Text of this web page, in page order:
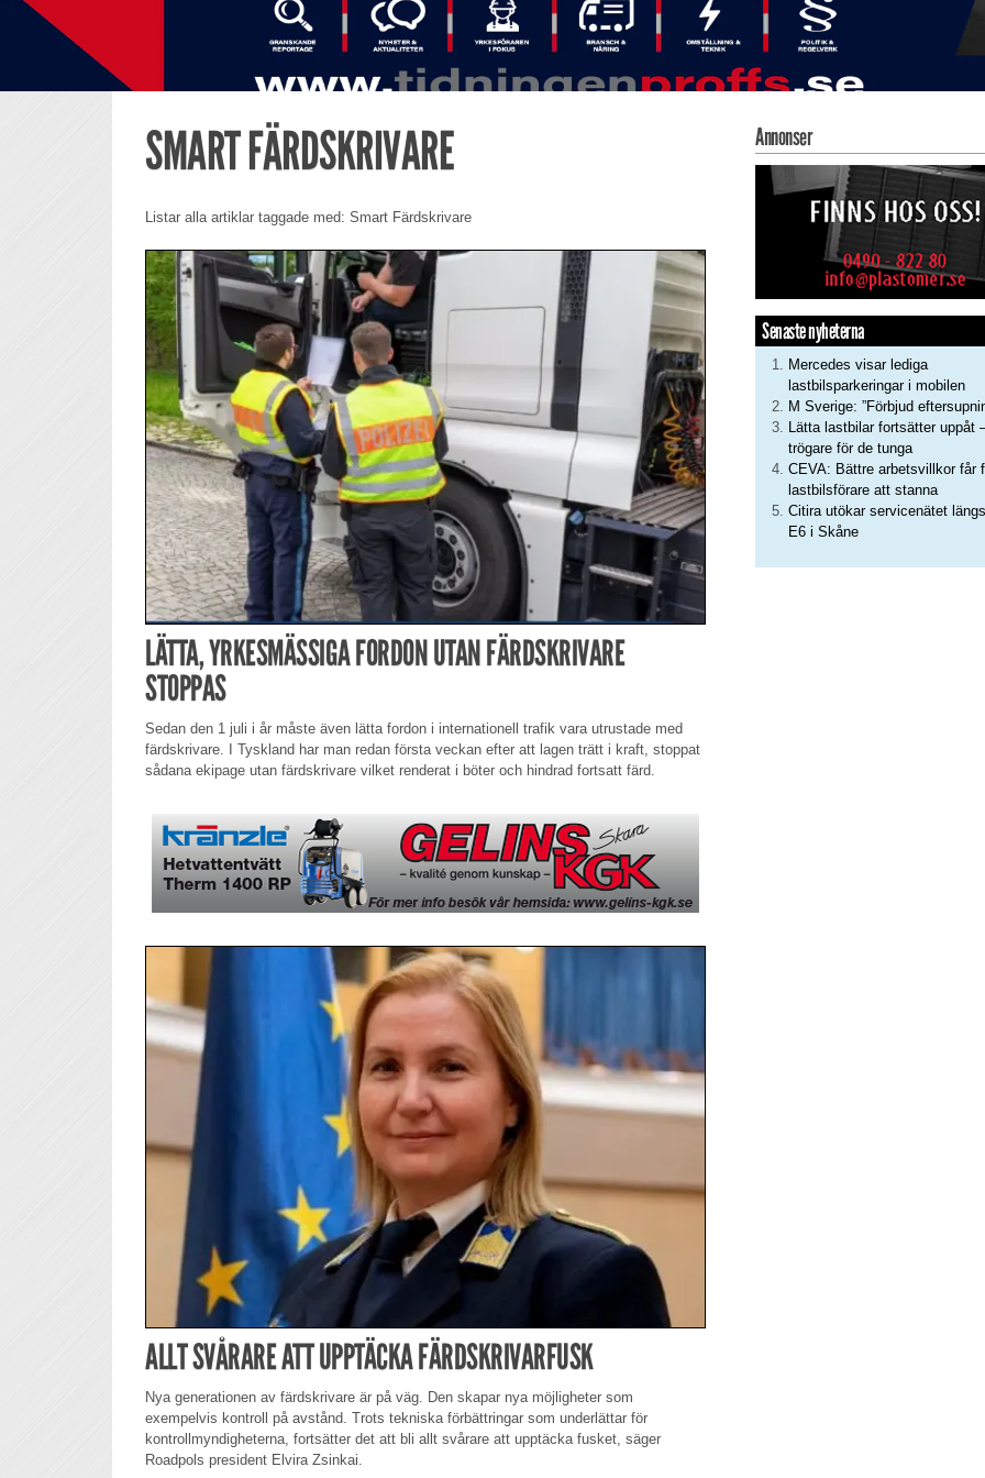
SMART FÄRDSKRIVARE
Listar alla artiklar taggade med: Smart Färdskrivare
LÄTTA, YRKESMÄSSIGA FORDON UTAN FÄRDSKRIVARE
STOPPAS
Sedan den 1 juli i år måste även lätta fordon i internationell trafik vara utrustade med
färdskrivare. I Tyskland har man redan första veckan efter att lagen trätt i kraft, stoppat
sådana ekipage utan färdskrivare vilket renderat i böter och hindrad fortsatt färd.
ALLT SVÅRARE ATT UPPTÄCKA FÄRDSKRIVARFUSK
Nya generationen av färdskrivare är på väg. Den skapar nya möjligheter som
exempelvis kontroll på avstånd. Trots tekniska förbättringar som underlättar för
kontrollmyndigheterna, fortsätter det att bli allt svårare att upptäcka fusket, säger
Roadpols president Elvira Zsinkai.
Annonser
Senaste nyheterna
Mercedes visar lediga
lastbilsparkeringar i mobilen
M Sverige: ”Förbjud
Lätta lastbilar fortsätter uppåt
trögare för de tunga
CEVA: Bättre arbetsvillkor får
lastbilsförare att stanna
Citira utökar servicenätet längs
E6 i Skåne